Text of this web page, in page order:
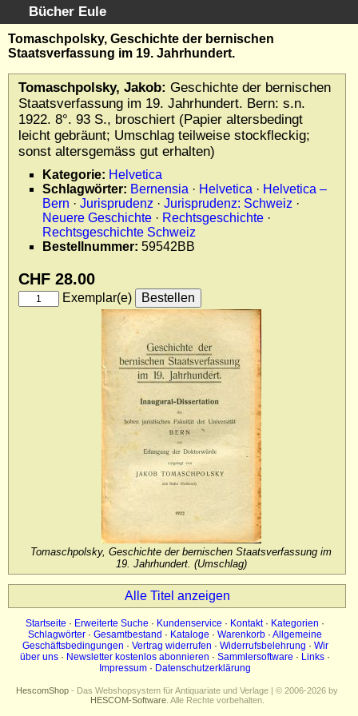
Bücher Eule
Schnellsuche:
Startseite
Erweiterte Suche
Kundenservice
Kontakt
Kategorien
Gesamtbestand
Kataloge
Warenkorb
Allgemeine Geschäftsbedingungen
Wir über uns
Newsletter kostenlos abonnieren
Tomaschpolsky, Geschichte der bernischen
Staatsverfassung im 19. Jahrhundert.
Tomaschpolsky, Jakob: Geschichte der bernischen
Staatsverfassung im 19. Jahrhundert. Bern: s.n.
1922. 8°. 93 S., broschiert (Papier altersbedingt
leicht gebräunt; Umschlag teilweise stockfleckig;
sonst altersgemäss gut erhalten)
Kategorie: Helvetica
Schlagwörter: Bernensia · Helvetica · Helvetica –
Bern · Jurisprudenz · Jurisprudenz: Schweiz ·
Neuere Geschichte · Rechtsgeschichte ·
Rechtsgeschichte Schweiz
Bestellnummer: 59542BB
CHF 28.00
Exemplar(e)
Tomaschpolsky, Geschichte der bernischen Staatsverfassung im
19. Jahrhundert. (Umschlag)
Alle Titel anzeigen
Startseite · Erweiterte Suche · Kundenservice · Kontakt· Kategorien ·
Schlagwörter · Gesamtbestand · Kataloge · Warenkorb · Allgemeine
Geschäftsbedingungen · Vertrag widerrufen · Widerrufsbelehrung · Wir
über uns · Newsletter kostenlos abonnieren · Sammlersoftware · Links ·
Impressum · Datenschutzerklärung
HescomShop - Das Webshopsystem für Antiquariate und Verlage | © 2006-2026 by
HESCOM-Software. Alle Rechte vorbehalten.